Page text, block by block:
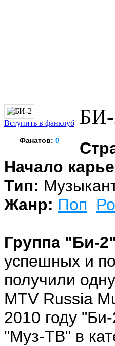
Вступить в фанклуб
Фанатов: 0
Начало
Тип:
Жанр: Поп
Группа "Би-2"
успешных и
получили
MTV Russia
2010 году
"Муз-ТВ" в